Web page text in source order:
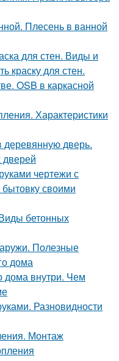
Плесень в ванной
для стен. Виды и
краску для стен.
OSB в каркасной
Характеристики
деревянную дверь.
чертежи с
бытовку своими
бетонных
Полезные
дома
дома внутри. Чем
Разновидности
Монтаж